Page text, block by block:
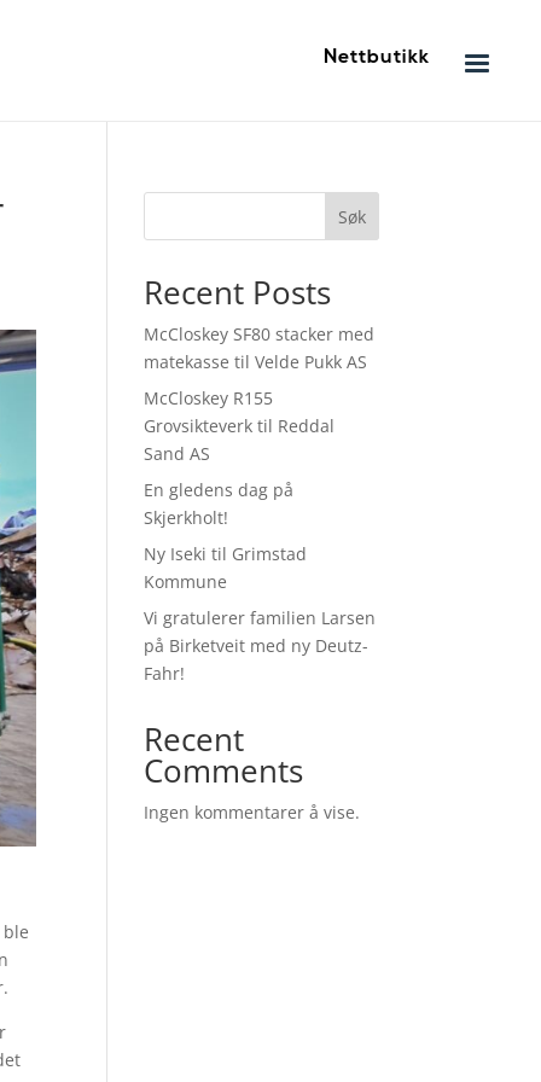
Nettbutikk
Søk
Recent Posts
McCloskey SF80 stacker med
matekasse til Velde Pukk AS
McCloskey R155
Grovsikteverk til Reddal
Sand AS
En gledens dag på
Skjerkholt!
Ny Iseki til Grimstad
Kommune
Vi gratulerer familien Larsen
på Birketveit med ny Deutz-
Fahr!
Recent
Comments
Ingen kommentarer å vise.